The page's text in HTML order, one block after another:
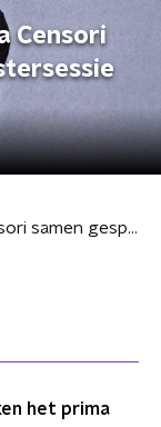
Censori
Kim Kardashian en Bianca Censori samen gespot tijdens luistersessie 'Vultures 2'
het prima